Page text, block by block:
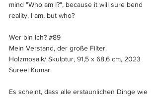
mind "Who am I?", because it will sure bend
reality. I am, but who?
Wer bin ich? #89
Mein Verstand, der große Filter.
Holzmosaik/ Skulptur, 91,5 x 68,6 cm, 2023
Sureel Kumar
Es scheint, dass alle erstaunlichen Dinge wie